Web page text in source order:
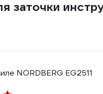
заточки
NORDBERG EG2511